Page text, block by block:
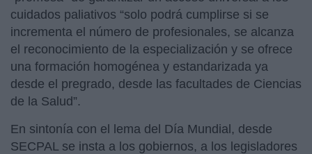
cuidados paliativos “solo podrá cumplirse si se
incrementa el número de profesionales, se alcanza
el reconocimiento de la especialización y se ofrece
una formación homogénea y estandarizada ya
desde el pregrado, desde las facultades de Ciencias
de la Salud”.
En sintonía con el lema del Día Mundial, desde
SECPAL se insta a los gobiernos, a los legisladores